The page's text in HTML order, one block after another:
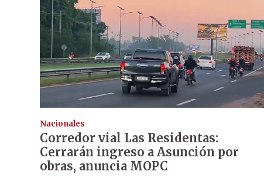
Nacionales
Corredor vial Las Residentas:
Cerrarán ingreso a Asunción por
obras, anuncia MOPC